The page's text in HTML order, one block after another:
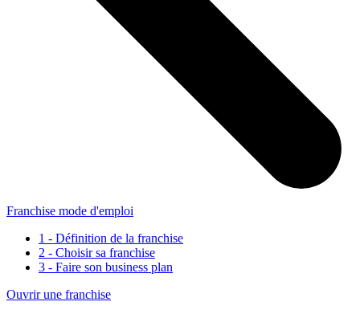
Franchise mode d'emploi
1 - Définition de la franchise
2 - Choisir sa franchise
3 - Faire son business plan
Ouvrir une franchise